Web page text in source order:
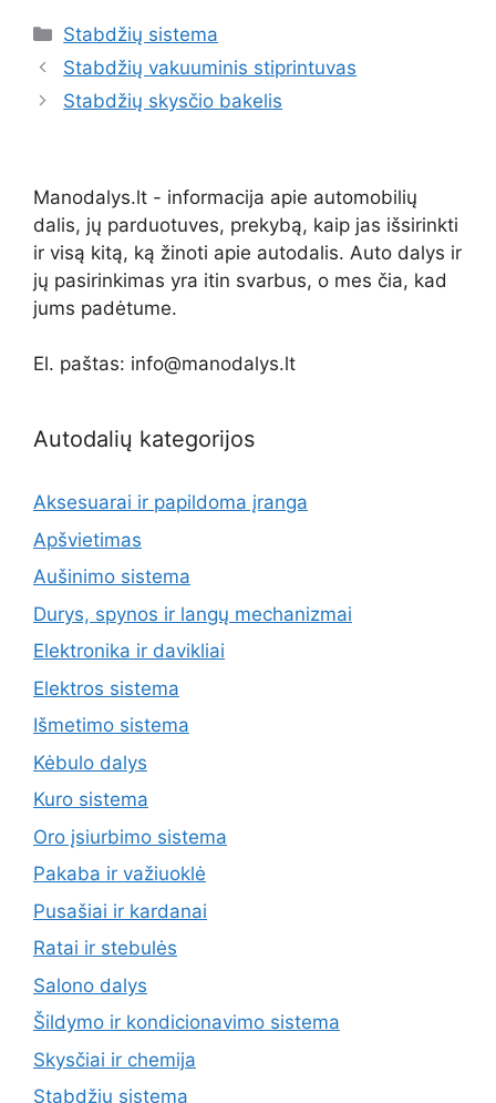
Kategorijos
Stabdžių sistema
Stabdžių vakuuminis stiprintuvas
Stabdžių skysčio bakelis
Manodalys.lt - informacija apie automobilių
dalis, jų parduotuves, prekybą, kaip jas išsirinkti
ir visą kitą, ką žinoti apie autodalis. Auto dalys ir
jų pasirinkimas yra itin svarbus, o mes čia, kad
jums padėtume.
El. paštas: info@manodalys.lt
Autodalių kategorijos
Aksesuarai ir papildoma įranga
Apšvietimas
Aušinimo sistema
Durys, spynos ir langų mechanizmai
Elektronika ir davikliai
Elektros sistema
Išmetimo sistema
Kėbulo dalys
Kuro sistema
Oro įsiurbimo sistema
Pakaba ir važiuoklė
Pusašiai ir kardanai
Ratai ir stebulės
Salono dalys
Šildymo ir kondicionavimo sistema
Skysčiai ir chemija
Stabdžių sistema